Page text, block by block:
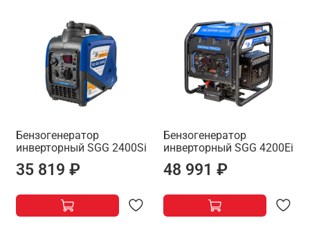
Бензогенератор
инверторный SGG 2400Si
35 819 ₽
Бензогенератор
инверторный SGG 4200Ei
48 991 ₽